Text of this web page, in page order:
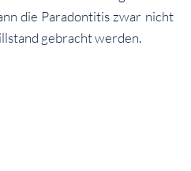
die Paradontitis zwar nicht
gebracht werden.